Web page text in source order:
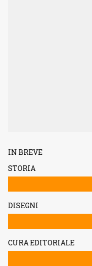
IN BREVE
STORIA
DISEGNI
CURA EDITORIALE